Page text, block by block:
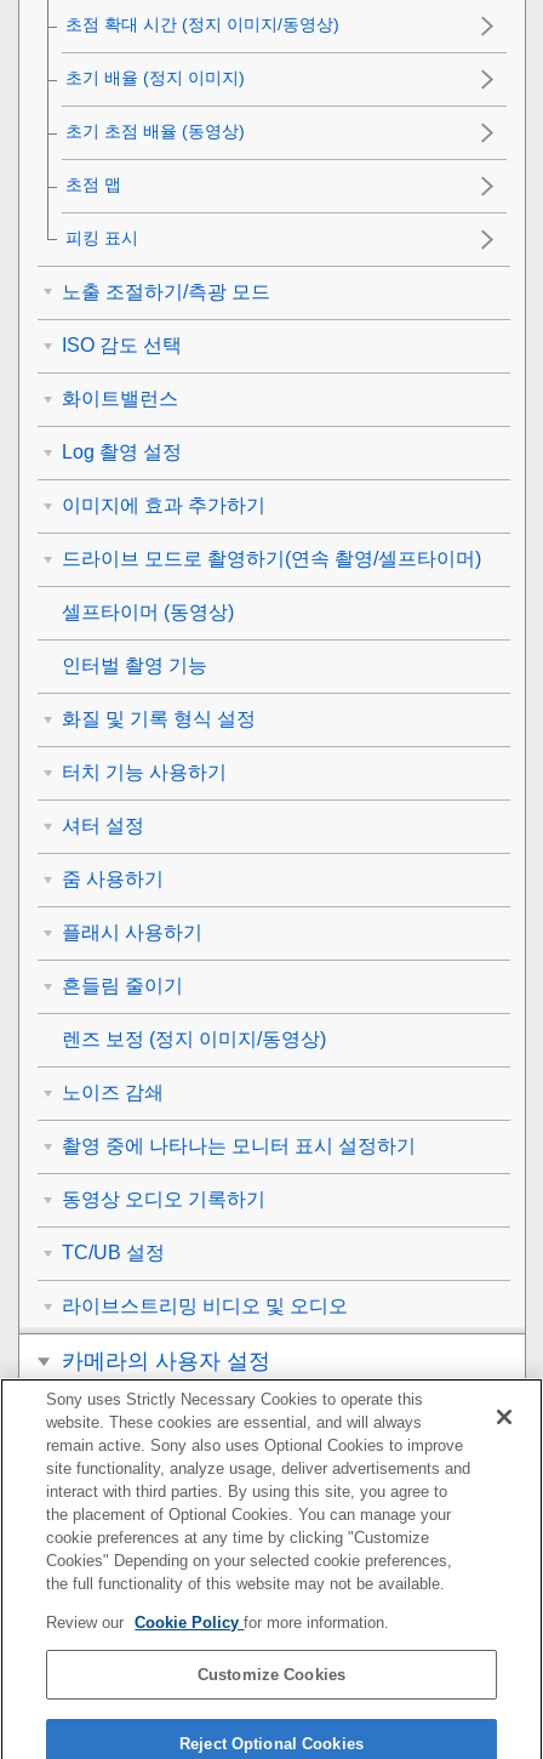
초점 확대 시간 (정지 이미지/동영상)
초기 배율 (정지 이미지)
초기 초점 배율 (동영상)
초점 맵
피킹 표시
노출 조절하기/측광 모드
ISO 감도 선택
화이트밸런스
Log 촬영 설정
이미지에 효과 추가하기
드라이브 모드로 촬영하기(연속 촬영/셀프타이머)
셀프타이머 (동영상)
인터벌 촬영 기능
화질 및 기록 형식 설정
터치 기능 사용하기
셔터 설정
줌 사용하기
플래시 사용하기
흔들림 줄이기
렌즈 보정 (정지 이미지/동영상)
노이즈 감쇄
촬영 중에 나타나는 모니터 표시 설정하기
동영상 오디오 기록하기
TC/UB 설정
라이브스트리밍 비디오 및 오디오
카메라의 사용자 설정
보기
카메라 설정 변경하기
스마트폰으로 사용할 수 있는 기능
컴퓨터 사용하기
클라우드 서비스 사용하기
문제가 발생했을 때는
Sony uses Strictly Necessary Cookies to operate this
website. These cookies are essential, and will always
remain active. Sony also uses Optional Cookies to improve
site functionality, analyze usage, deliver advertisements and
interact with third parties. By using this site, you agree to
the placement of Optional Cookies. You can manage your
cookie preferences at any time by clicking "Customize
Cookies" Depending on your selected cookie preferences,
the full functionality of this website may not be available.
Review our Cookie Policyfor more information.
Customize Cookies
Reject Optional Cookies